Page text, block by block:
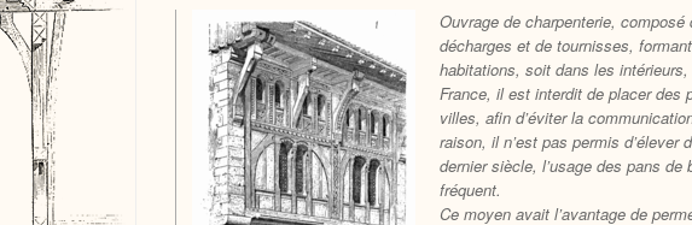
Ouvrage de charpenterie,
décharges et de tournisses,
habitations, soit dans les
France, il est interdit de placer des
villes, afin d’éviter la
raison, il n’est pas permis
dernier siècle, l’usage des pans
fréquent.
Ce moyen avait l’avantage de